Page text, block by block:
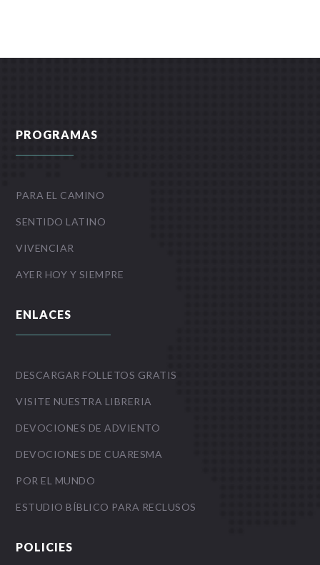
PROGRAMAS
PARA EL CAMINO
SENTIDO LATINO
VIVENCIAR
AYER HOY Y SIEMPRE
ENLACES
DESCARGAR FOLLETOS GRATIS
VISITE NUESTRA LIBRERIA
DEVOCIONES DE ADVIENTO
DEVOCIONES DE CUARESMA
POR EL MUNDO
ESTUDIO BÍBLICO PARA RECLUSOS
POLICIES